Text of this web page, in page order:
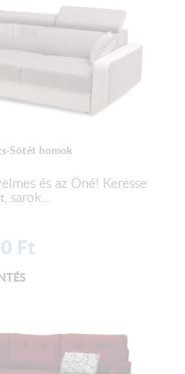
Sötét homok
és az Öné! Keresse
sarok...
Ft